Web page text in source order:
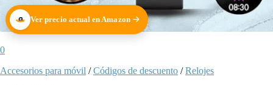
Ver precio actual en Amazon
0
Accesorios para móvil /Códigos de descuento /Relojes